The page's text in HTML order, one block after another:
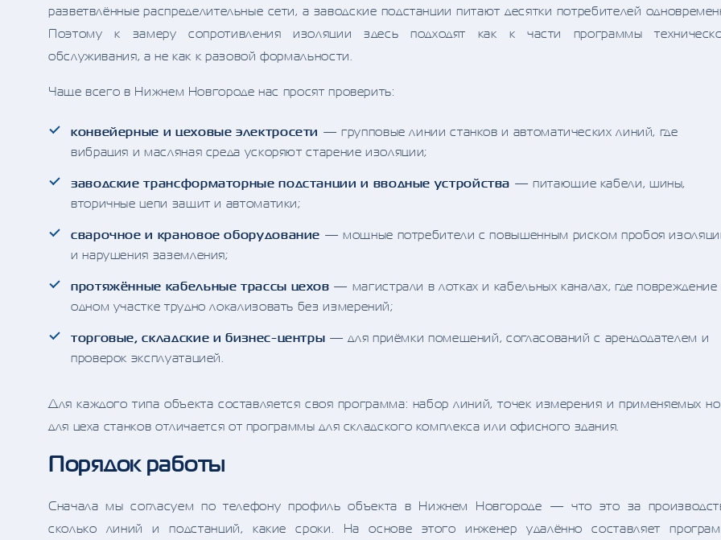
разветвлённые распределительные сети, а заводские подстанции питают десятки потребителей
Поэтому к замеру сопротивления изоляции здесь подходят как к части программы
обслуживания, а не как к разовой формальности.
Чаще всего в Нижнем Новгороде нас просят проверить:
конвейерные и цеховые электросети — групповые линии станков и автоматических линий, где
вибрация и масляная среда ускоряют старение изоляции;
заводские трансформаторные подстанции и вводные устройства — питающие кабели, шины,
вторичные цепи защит и автоматики;
сварочное и крановое оборудование — мощные потребители с повышенным риском пробоя
и нарушения заземления;
протяжённые кабельные трассы цехов — магистрали в лотках и кабельных каналах, где повреждение
одном участке трудно локализовать без измерений;
торговые, складские и бизнес-центры — для приёмки помещений, согласований с арендодателем и
проверок эксплуатацией.
Для каждого типа объекта составляется своя программа: набор линий, точек измерения и применяемых
для цеха станков отличается от программы для складского комплекса или офисного здания.
Порядок работы
Сначала мы согласуем по телефону профиль объекта в Нижнем Новгороде — что это за
сколько линий и подстанций, какие сроки. На основе этого инженер удалённо составляет